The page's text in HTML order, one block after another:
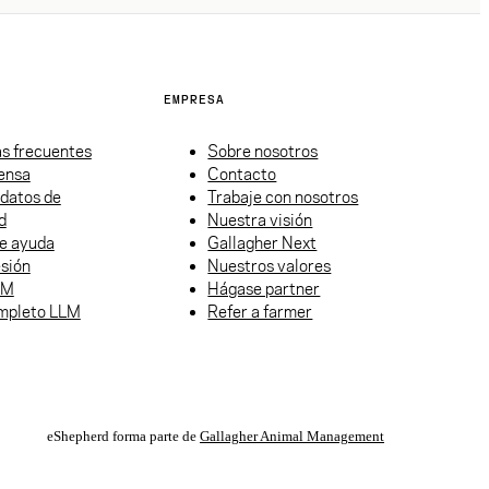
frecuentes
de
ayuda
LLM
EMPRESA
Sobre nosotros
Contacto
Trabaje con nosotros
Nuestra visión
Gallagher Next
Nuestros valores
Hágase partner
Refer a farmer
eShepherd forma parte de Gallagher Animal Management